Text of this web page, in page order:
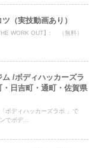
（実技動画あり）
WORK OUT】: （無料）
/ボディハッカーズラ
日吉町・通町・佐賀県
ボディハッカーズラボ 」で
でボデ...